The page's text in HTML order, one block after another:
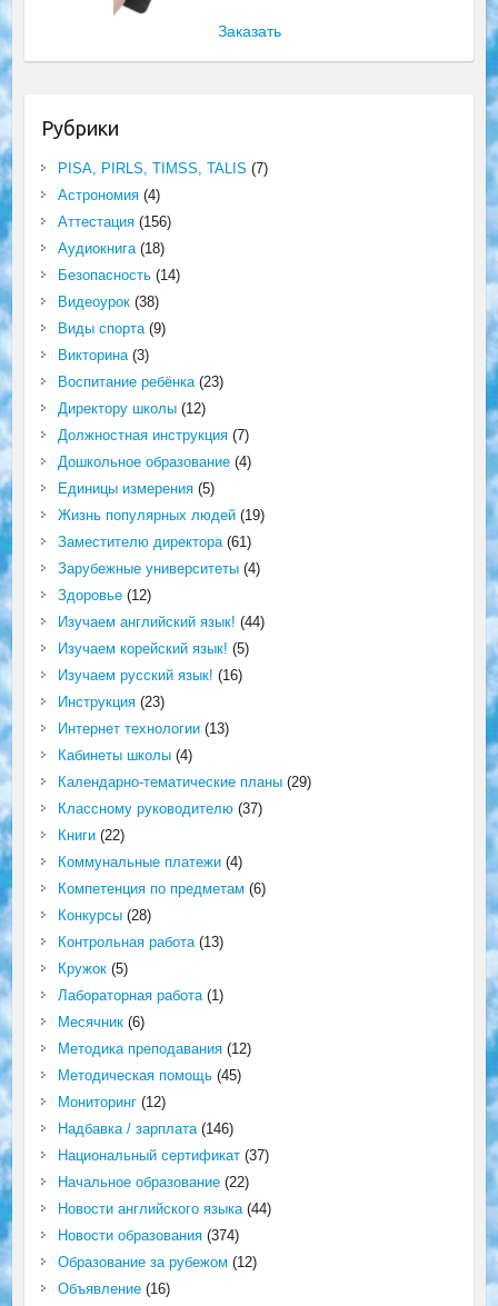
Заказать
Рубрики
PISA, PIRLS, TIMSS, TALIS (7)
Астрономия(4)
Аттестация(156)
Аудиокнига(18)
Безопасность(14)
Видеоурок(38)
Виды спорта(9)
Викторина(3)
Воспитание ребёнка(23)
Директору школы(12)
Должностная инструкция(7)
Дошкольное образование(4)
Единицы измерения(5)
Жизнь популярных людей(19)
Заместителю директора(61)
Зарубежные университеты(4)
Здоровье(12)
Изучаем английский язык! (44)
Изучаем корейский язык! (5)
Изучаем русский язык! (16)
Инструкция(23)
Интернет технологии(13)
Кабинеты школы(4)
Календарно-тематические планы(29)
Классному руководителю(37)
Книги(22)
Коммунальные платежи(4)
Компетенция по предметам (6)
Конкурсы(28)
Контрольная работа(13)
Кружок(5)
Лабораторная работа(1)
Месячник(6)
Методика преподавания(12)
Методическая помощь(45)
Мониторинг(12)
Надбавка / зарплата(146)
Национальный сертификат(37)
Начальное образование(22)
Новости английского языка(44)
Новости образования(374)
Образование за рубежом (12)
Объявление(16)